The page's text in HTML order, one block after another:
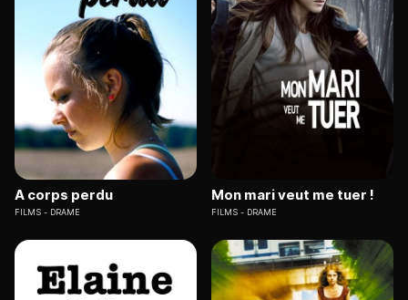
A corps perdu
FILMS DRAME
Mon mari veut me tuer !
FILMS DRAME